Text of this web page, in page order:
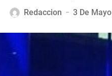
Redaccion — 3 De